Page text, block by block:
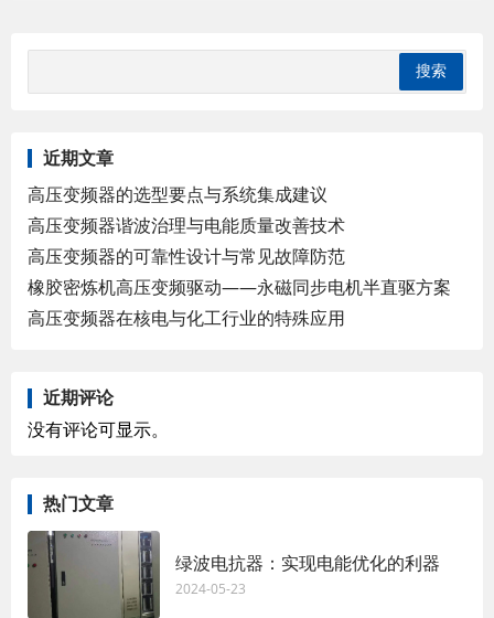
近期文章
高压变频器的选型要点与系统集成建议
高压变频器谐波治理与电能质量改善技术
高压变频器的可靠性设计与常见故障防范
橡胶密炼机高压变频驱动——永磁同步电机半直驱方案
高压变频器在核电与化工行业的特殊应用
近期评论
没有评论可显示。
热门文章
绿波电抗器：实现电能优化的利器
2024-05-23